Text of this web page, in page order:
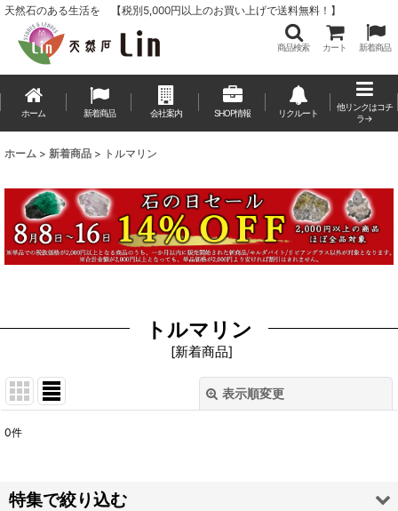
天然石のある生活を 【税別5,000円以上のお買い上げで送料無料！】
商品検索 カート 新着商品
ホーム 新着商品 会社案内 SHOP情報 リクルート
他リンクはコチ
ラ→
ホーム > 新着商品 > トルマリン
トルマリン
[新着商品]
表示順変更
並び順:
0件
特集で絞り込む